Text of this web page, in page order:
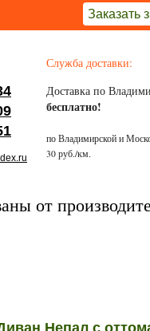
Заказать
Служба доставки:
Доставка по
бесплатно!
по Владимирской и
30 руб./км.
от
Непал с